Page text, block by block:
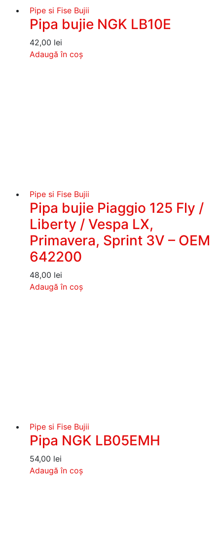
Pipe si Fise Bujii
Pipa bujie NGK LB10E
42,00 lei
Adaugă în coș
Pipe si Fise Bujii
Pipa bujie Piaggio 125 Fly /
Liberty / Vespa LX,
Primavera, Sprint 3V – OEM
642200
48,00 lei
Adaugă în coș
Pipe si Fise Bujii
Pipa NGK LB05EMH
54,00 lei
Adaugă în coș